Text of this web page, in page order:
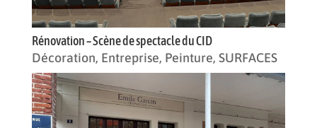
Rénovation – Scène de spectacle du CID
Décoration, Entreprise, Peinture, SURFACES